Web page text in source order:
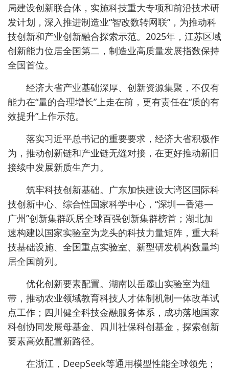
局建设创新联合体，实施科技重大专项和前沿技术研
发计划，深入推进制造业“智改数转网联”，为推动科
技创新和产业创新融合探索示范。2025年，江苏区域
创新能力位居全国第二，制造业高质量发展指数保持
全国首位。
经济大省产业基础深厚、创新资源集聚，不仅有
能力在“量的合理增长”上走在前，更有责任在“质的有
效提升”上作示范。
落实习近平总书记的重要要求，经济大省积极作
为，推动创新链和产业链无缝对接，在更好推动新旧
接续中发展新质生产力。
筑牢科技创新基础。广东加快建设大湾区国际科
技创新中心、综合性国家科学中心，“深圳—香港—
广州”创新集群跃居全球百强创新集群榜首；湖北加
速构建以国家实验室为龙头的科技力量矩阵，重大科
技基础设施、全国重点实验室、新型研发机构数量均
居全国前列。
优化创新要素配置。湖南以岳麓山实验室为纽
带，推动农业领域教育科技人才体制机制一体改革试
点工作；四川健全科技金融服务体系，成功落地国家
科创协同发展母基金、四川社保科创基金，探索创新
要素高效配置新路径。
在浙江，DeepSeek等通用模型性能全球领先；